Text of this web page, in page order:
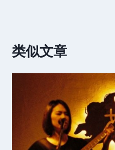
类似文章